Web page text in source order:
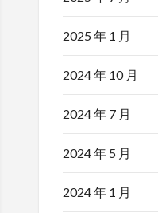
2025 年 1 月
2024 年 10 月
2024 年 7 月
2024 年 5 月
2024 年 1 月